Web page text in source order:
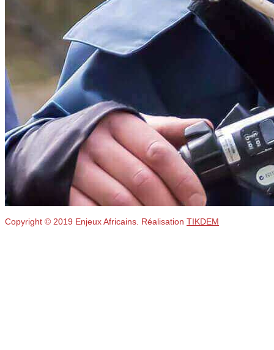
Copyright © 2019 Enjeux Africains. Réalisation TIKDEM